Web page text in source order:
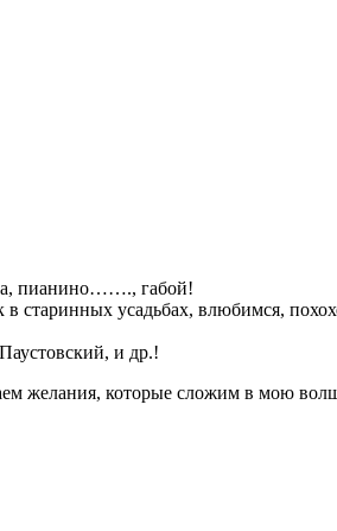
пианино……., габой!
старинных усадьбах, влюбимся,
и др.!
желания, которые сложим в мою